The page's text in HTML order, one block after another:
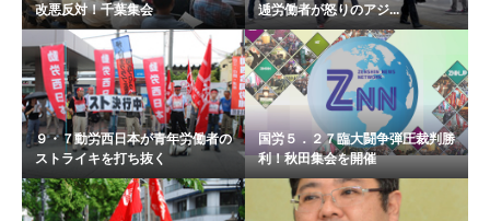
改悪反対！千葉集会
逓労働者が怒りのアジ...
９・７動労西日本が青年労働者の
ストライキを打ち抜く
国労５．２７臨大闘争弾圧裁判勝
利！秋田集会を開催